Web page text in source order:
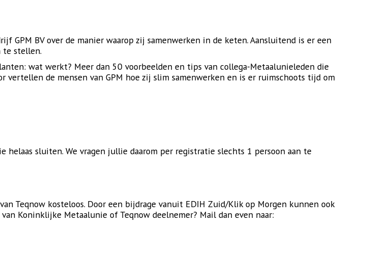
GPM BV over de manier waarop zij samenwerken in de keten. Aansluitend is er een
te stellen.
wat werkt? Meer dan 50 voorbeelden en tips van collega-Metaalunieleden die
de mensen van GPM hoe zij slim samenwerken en is er ruimschoots tijd om
sluiten. We vragen jullie daarom per registratie slechts 1 persoon aan te
Teqnow kosteloos. Door een bijdrage vanuit EDIH Zuid/Klik op Morgen kunnen ook
Koninklijke Metaalunie of Teqnow deelnemer? Mail dan even naar: